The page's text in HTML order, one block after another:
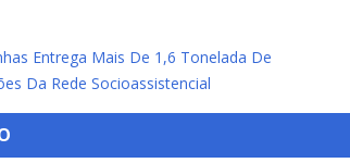
Entrega Mais De 1,6 Tonelada De
Da Rede Socioassistencial